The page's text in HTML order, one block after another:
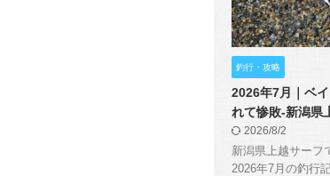
釣行・攻略
2026年7月｜ベ
れて惨敗-新潟県
2026/8/2
新潟県上越サーフ
2026年7月の釣行